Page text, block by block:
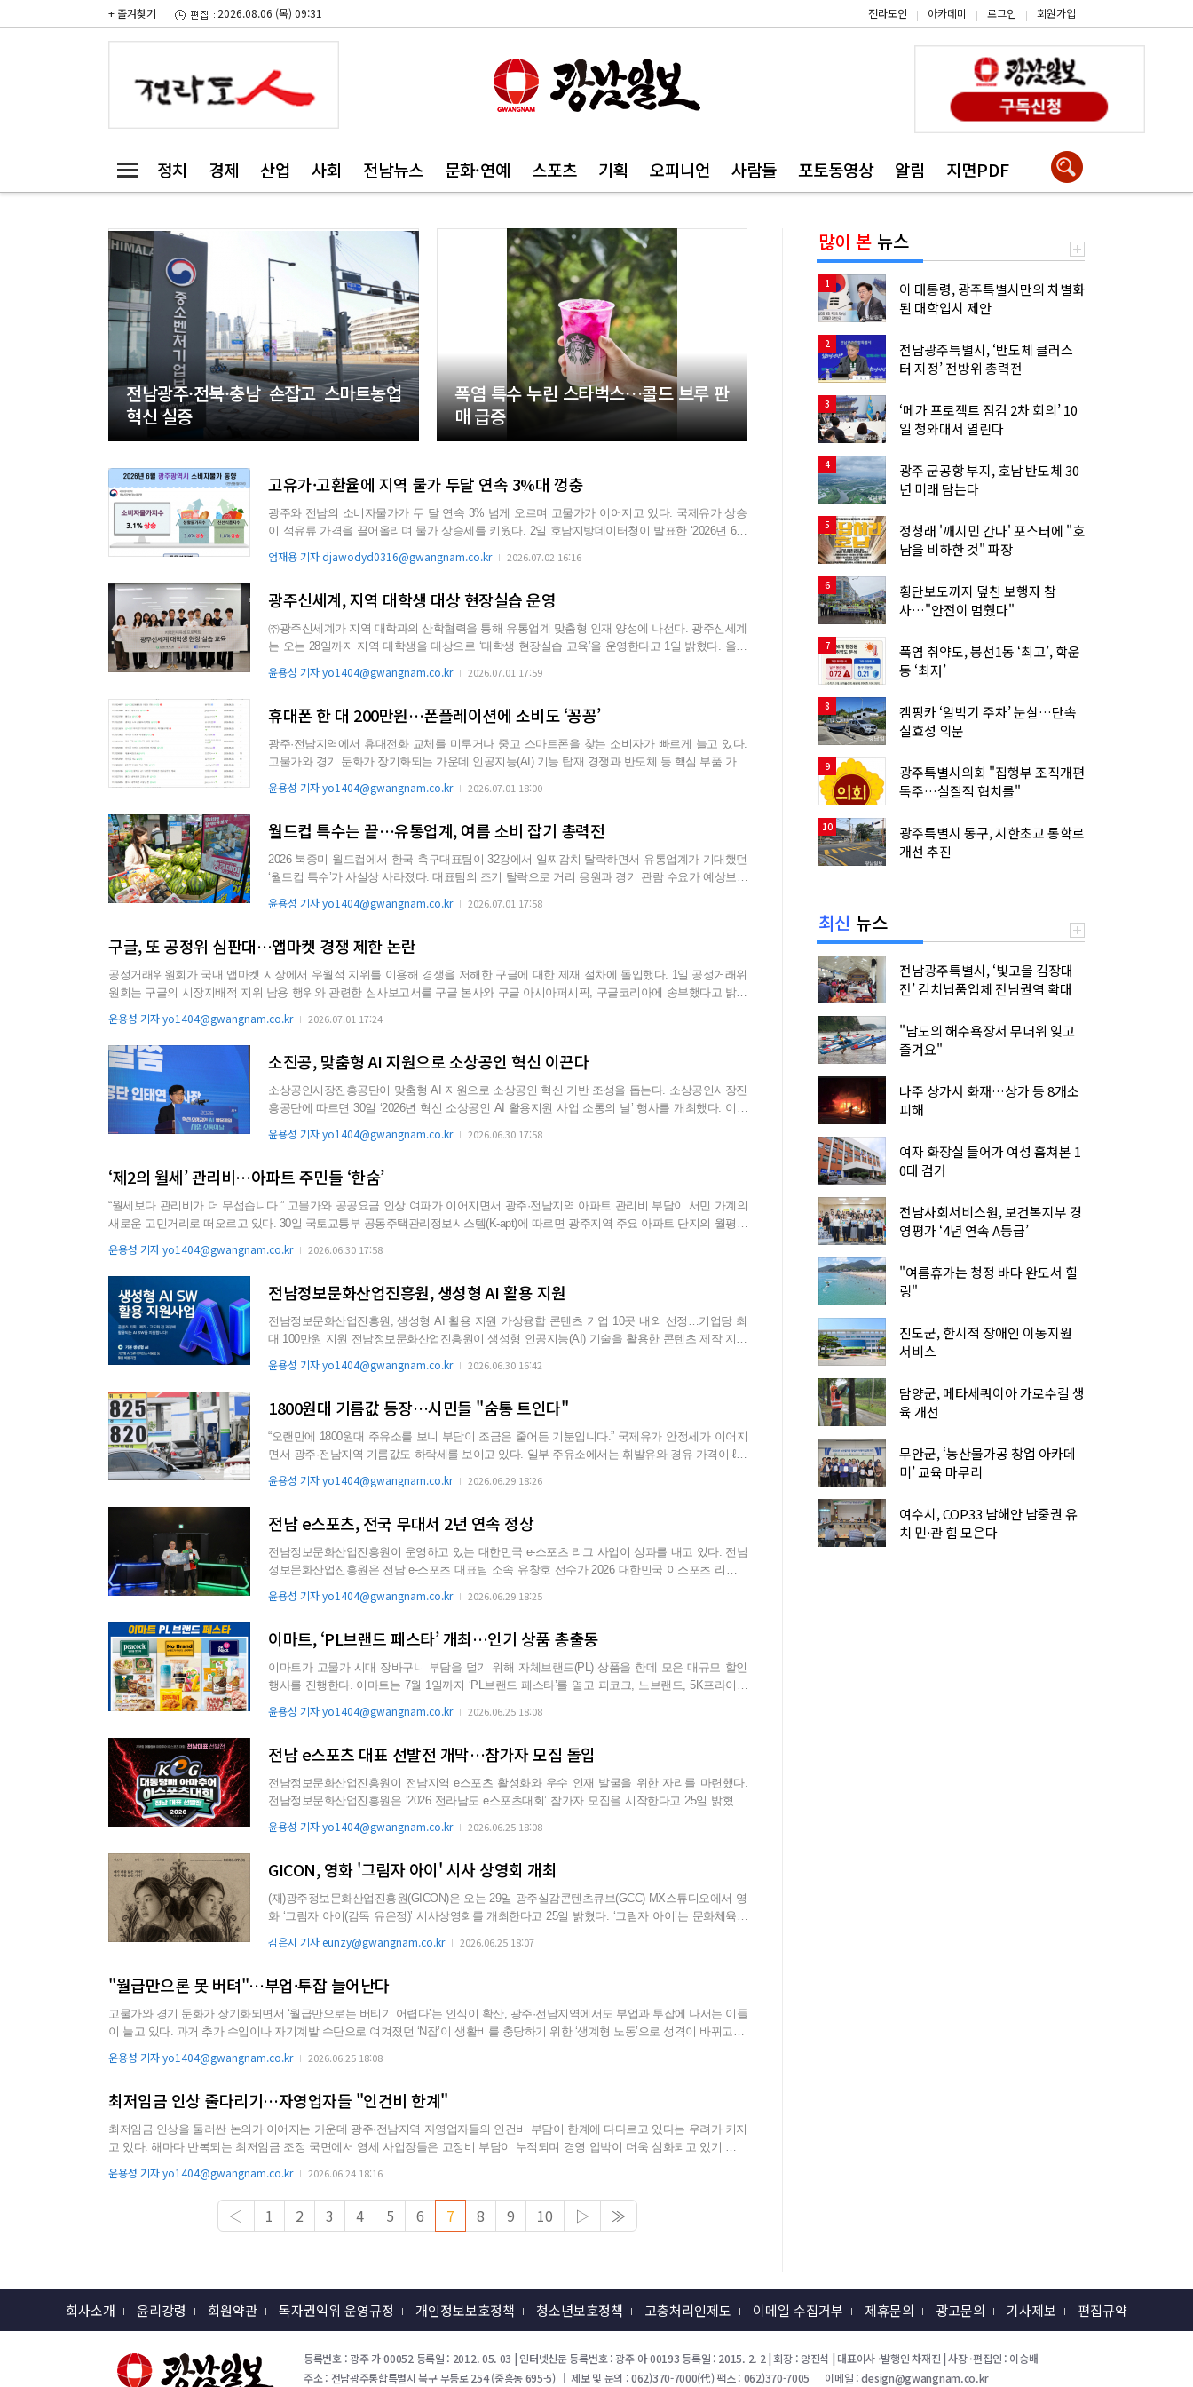
+ 즐겨찾기 2026.08.06 (목) 09:31 전라도인 | 아카데미 | 로그인 | 회원가입
정치 경제 산업 사회 전남뉴스 문화·연예 스포츠 기획 오피니언 사람들 포토동영상 알림 지면PDF
전남광주·전북·충남 손잡고 스마트농업
혁신 실증
폭염 특수 누린 스타벅스…콜드 브루 판
매 급증
고유가·고환율에 지역 물가 두달 연속 3%대 껑충
광주와 전남의 소비자물가가 두 달 연속 3% 넘게 오르며 고물가가 이어지고 있다. 국제유가 상승
이 석유류 가격을 끌어올리며 물가 상승세를 키웠다. 2일 호남지방데이터청이 발표한 ‘2026년 6월
엄재용 기자 djawodyd0316@gwangnam.co.kr 2026.07.02 16:16
광주신세계, 지역 대학생 대상 현장실습 운영
㈜광주신세계가 지역 대학과의 산학협력을 통해 유통업계 맞춤형 인재 양성에 나선다. 광주신세계
는 오는 28일까지 지역 대학생을 대상으로 ‘대학생 현장실습 교육’을 운영한다고 1일 밝혔다. 올해
윤용성 기자 yo1404@gwangnam.co.kr 2026.07.01 17:59
휴대폰 한 대 200만원…폰플레이션에 소비도 ‘꽁꽁’
광주·전남지역에서 휴대전화 교체를 미루거나 중고 스마트폰을 찾는 소비자가 빠르게 늘고 있다.
고물가와 경기 둔화가 장기화되는 가운데 인공지능(AI) 기능 탑재 경쟁과 반도체 등 핵심 부품 가격
윤용성 기자 yo1404@gwangnam.co.kr 2026.07.01 18:00
월드컵 특수는 끝…유통업계, 여름 소비 잡기 총력전
2026 북중미 월드컵에서 한국 축구대표팀이 32강에서 일찌감치 탈락하면서 유통업계가 기대했던
‘월드컵 특수’가 사실상 사라졌다. 대표팀의 조기 탈락으로 거리 응원과 경기 관람 수요가 예상보다
윤용성 기자 yo1404@gwangnam.co.kr 2026.07.01 17:58
구글, 또 공정위 심판대…앱마켓 경쟁 제한 논란
공정거래위원회가 국내 앱마켓 시장에서 우월적 지위를 이용해 경쟁을 저해한 구글에 대한 제재 절차에 돌입했다. 1일 공정거래위
원회는 구글의 시장지배적 지위 남용 행위와 관련한 심사보고서를 구글 본사와 구글 아시아퍼시픽, 구글코리아에 송부했다고 밝혔
게임사 22곳과 체결한 ‘GVP(Google Velocity Program)’...
윤용성 기자 yo1404@gwangnam.co.kr 2026.07.01 17:24
소진공, 맞춤형 AI 지원으로 소상공인 혁신 이끈다
소상공인시장진흥공단이 맞춤형 AI 지원으로 소상공인 혁신 기반 조성을 돕는다. 소상공인시장진
흥공단에 따르면 30일 ‘2026년 혁신 소상공인 AI 활용지원 사업 소통의 날’ 행사를 개최했다. 이번
윤용성 기자 yo1404@gwangnam.co.kr 2026.06.30 17:58
‘제2의 월세’ 관리비…아파트 주민들 ‘한숨’
“월세보다 관리비가 더 무섭습니다.” 고물가와 공공요금 인상 여파가 이어지면서 광주·전남지역 아파트 관리비 부담이 서민 가계의
새로운 고민거리로 떠오르고 있다. 30일 국토교통부 공동주택관리정보시스템(K-apt)에 따르면 광주지역 주요 아파트 단지의 월평균
윤용성 기자 yo1404@gwangnam.co.kr 2026.06.30 17:58
전남정보문화산업진흥원, 생성형 AI 활용 지원
전남정보문화산업진흥원, 생성형 AI 활용 지원 가상융합 콘텐츠 기업 10곳 내외 선정…기업당 최
대 100만원 지원 전남정보문화산업진흥원이 생성형 인공지능(AI) 기술을 활용한 콘텐츠 제작 지원
윤용성 기자 yo1404@gwangnam.co.kr 2026.06.30 16:42
1800원대 기름값 등장…시민들 "숨통 트인다"
“오랜만에 1800원대 주유소를 보니 부담이 조금은 줄어든 기분입니다.” 국제유가 안정세가 이어지
면서 광주·전남지역 기름값도 하락세를 보이고 있다. 일부 주유소에서는 휘발유와 경유 가격이 ℓ당
윤용성 기자 yo1404@gwangnam.co.kr 2026.06.29 18:26
전남 e스포츠, 전국 무대서 2년 연속 정상
전남정보문화산업진흥원이 운영하고 있는 대한민국 e-스포츠 리그 사업이 성과를 내고 있다. 전남
정보문화산업진흥원은 전남 e-스포츠 대표팀 소속 유창호 선수가 2026 대한민국 이스포츠 리그(K
윤용성 기자 yo1404@gwangnam.co.kr 2026.06.29 18:25
이마트, ‘PL브랜드 페스타’ 개최…인기 상품 총출동
이마트가 고물가 시대 장바구니 부담을 덜기 위해 자체브랜드(PL) 상품을 한데 모은 대규모 할인
행사를 진행한다. 이마트는 7월 1일까지 ‘PL브랜드 페스타’를 열고 피코크, 노브랜드, 5K프라이스
윤용성 기자 yo1404@gwangnam.co.kr 2026.06.25 18:08
전남 e스포츠 대표 선발전 개막…참가자 모집 돌입
전남정보문화산업진흥원이 전남지역 e스포츠 활성화와 우수 인재 발굴을 위한 자리를 마련했다.
전남정보문화산업진흥원은 ‘2026 전라남도 e스포츠대회’ 참가자 모집을 시작한다고 25일 밝혔다.
윤용성 기자 yo1404@gwangnam.co.kr 2026.06.25 18:08
GICON, 영화 '그림자 아이' 시사 상영회 개최
(재)광주정보문화산업진흥원(GICON)은 오는 29일 광주실감콘텐츠큐브(GCC) MX스튜디오에서 영
화 ‘그림자 아이(감독 유은정)’ 시사상영회를 개최한다고 25일 밝혔다. ‘그림자 아이’는 문화체육관
김은지 기자 eunzy@gwangnam.co.kr 2026.06.25 18:07
"월급만으론 못 버텨"…부업·투잡 늘어난다
고물가와 경기 둔화가 장기화되면서 ‘월급만으로는 버티기 어렵다’는 인식이 확산, 광주·전남지역에서도 부업과 투잡에 나서는 이들
이 늘고 있다. 과거 추가 수입이나 자기계발 수단으로 여겨졌던 ‘N잡’이 생활비를 충당하기 위한 ‘생계형 노동’으로 성격이 바뀌고 있
상 증가했다. 전체 취업자 중 부업자 비중도 2%대 후반까지 올...
윤용성 기자 yo1404@gwangnam.co.kr 2026.06.25 18:08
최저임금 인상 줄다리기…자영업자들 "인건비 한계"
최저임금 인상을 둘러싼 논의가 이어지는 가운데 광주·전남지역 자영업자들의 인건비 부담이 한계에 다다르고 있다는 우려가 커지
고 있다. 해마다 반복되는 최저임금 조정 국면에서 영세 사업장들은 고정비 부담이 누적되며 경영 압박이 더욱 심화되고 있기 때문
됐다. 노동계는 최저임금 최초 요구안으로 시급 1만2000원, 월 250만8000원(...
윤용성 기자 yo1404@gwangnam.co.kr 2026.06.24 18:16
◁ 1 2 3 4 5 6 7 8 9 10 ▷ ≫
많이 본 뉴스
1
이 대통령, 광주특별시만의 차별화
된 대학입시 제안
2
전남광주특별시, ‘반도체 클러스
터 지정’ 전방위 총력전
3
‘메가 프로젝트 점검 2차 회의’ 10
일 청와대서 열린다
4
광주 군공항 부지, 호남 반도체 30
년 미래 담는다
5
정청래 '깨시민 간다' 포스터에 "호
남을 비하한 것" 파장
6
횡단보도까지 덮친 보행자 참
사…"안전이 멈췄다"
7
폭염 취약도, 봉선1동 ‘최고’, 학운
동 ‘최저’
8
캠핑카 ‘알박기 주차’ 눈살…단속
실효성 의문
9
광주특별시의회 "집행부 조직개편
독주…실질적 협치를"
10
광주특별시 동구, 지한초교 통학로
개선 추진
최신 뉴스
전남광주특별시, ‘빛고을 김장대
전’ 김치납품업체 전남권역 확대
"남도의 해수욕장서 무더위 잊고
즐겨요"
나주 상가서 화재…상가 등 8개소
피해
여자 화장실 들어가 여성 훔쳐본 1
0대 검거
전남사회서비스원, 보건복지부 경
영평가 ‘4년 연속 A등급’
"여름휴가는 청정 바다 완도서 힐
링"
진도군, 한시적 장애인 이동지원
서비스
담양군, 메타세쿼이아 가로수길 생
육 개선
무안군, ‘농산물가공 창업 아카데
미’ 교육 마무리
여수시, COP33 남해안 남중권 유
치 민·관 힘 모은다
회사소개 윤리강령 회원약관 독자권익위 운영규정 개인정보보호정책 청소년보호정책 고충처리인제도 이메일 수집거부 제휴문의 광고문의 기사제보 편집규약
등록번호 : 광주 가-00052 등록일 : 2012. 05. 03 | 인터넷신문 등록번호 : 광주 아-00193 등록일 : 2015. 2. 2 | 회장 : 양진석 | 대표이사 ·발행인 차재진 | 사장 ·편집인 : 이승배
주소 : 전남광주통합특별시 북구 무등로 254 (중흥동 695-5) ｜ 제보 및 문의 : 062)370-7000(代) 팩스 : 062)370-7005 ｜ 이메일 : design@gwangnam.co.kr